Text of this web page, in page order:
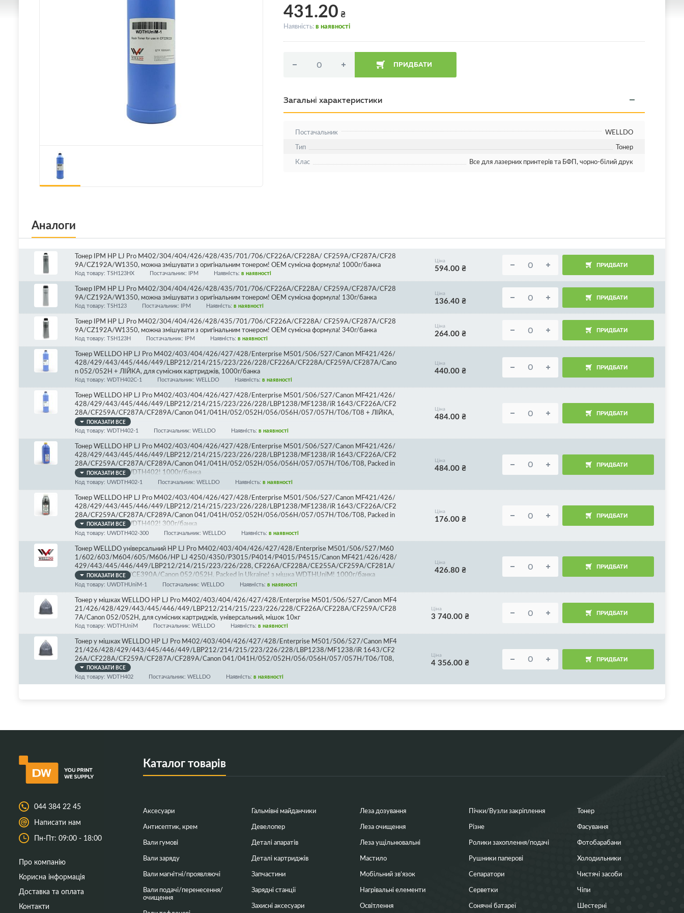
431.20 ₴
Наявність:в наявності
ПРИДБАТИ
Загальні характеристики
Постачальник
WELLDO
Тип
Тонер
Клас
Все для лазерних принтерів та БФП, чорно-білий друк
Аналоги
Тонер IPM HP LJ Pro M402/304/404/426/428/435/701/706/CF226A/CF228A/ CF259A/CF287A/CF28
9A/CZ192A/W1350, можна змішувати з оригінальним тонером! ОЕМ сумісна формула! 1000г/банка
Код товару: TSH123HX Постачальник: IPM Наявність: в наявності
Ціна
594.00 ₴ ПРИДБАТИ
Тонер IPM HP LJ Pro M402/304/404/426/428/435/701/706/CF226A/CF228A/ CF259A/CF287A/CF28
9A/CZ192A/W1350, можна змішувати з оригінальним тонером! ОЕМ сумісна формула! 130г/банка
Код товару: TSH123 Постачальник: IPM Наявність: в наявності
Ціна
136.40 ₴ ПРИДБАТИ
Тонер IPM HP LJ Pro M402/304/404/426/428/435/701/706/CF226A/CF228A/ CF259A/CF287A/CF28
9A/CZ192A/W1350, можна змішувати з оригінальним тонером! ОЕМ сумісна формула! 340г/банка
Код товару: TSH123H Постачальник: IPM Наявність: в наявності
Ціна
264.00 ₴ ПРИДБАТИ
Тонер WELLDO HP LJ Pro M402/403/404/426/427/428/Enterprise M501/506/527/Canon MF421/426/
428/429/443/445/446/449/LBP212/214/215/223/226/228/CF226A/CF228A/CF259A/CF287A/Cano
n 052/052H + ЛІЙКА, для сумісних картриджів, 1000г/банка
Код товару: WDTH402C-1 Постачальник: WELLDO Наявність: в наявності
Ціна
440.00 ₴ ПРИДБАТИ
Тонер WELLDO HP LJ Pro M402/403/404/426/427/428/Enterprise M501/506/527/Canon MF421/426/
428/429/443/445/446/449/LBP212/214/215/223/226/228/LBP1238/MF1238/iR 1643/CF226A/CF2
28A/CF259A/CF287A/CF289A/Canon 041/041H/052/052H/056/056H/057/057H/T06/T08 + ЛІЙКА,
1000г/банка
ПОКАЗАТИ ВСЕ
Код товару: WDTH402-1 Постачальник: WELLDO Наявність: в наявності
Ціна
484.00 ₴ ПРИДБАТИ
Тонер WELLDO HP LJ Pro M402/403/404/426/427/428/Enterprise M501/506/527/Canon MF421/426/
428/429/443/445/446/449/LBP212/214/215/223/226/228/LBP1238/MF1238/iR 1643/CF226A/CF2
28A/CF259A/CF287A/CF289A/Canon 041/041H/052/052H/056/056H/057/057H/T06/T08, Packed in
Ukraine! з мішка WDTH402! 1000г/банка
ПОКАЗАТИ ВСЕ
Код товару: UWDTH402-1 Постачальник: WELLDO Наявність: в наявності
Ціна
484.00 ₴ ПРИДБАТИ
Тонер WELLDO HP LJ Pro M402/403/404/426/427/428/Enterprise M501/506/527/Canon MF421/426/
428/429/443/445/446/449/LBP212/214/215/223/226/228/LBP1238/MF1238/iR 1643/CF226A/CF2
28A/CF259A/CF287A/CF289A/Canon 041/041H/052/052H/056/056H/057/057H/T06/T08, Packed in
Ukraine! з мішка WDTH402! 300г/банка
ПОКАЗАТИ ВСЕ
Код товару: UWDTH402-300 Постачальник: WELLDO Наявність: в наявності
Ціна
176.00 ₴ ПРИДБАТИ
Тонер WELLDO універсальний HP LJ Pro M402/403/404/426/427/428/Enterprise M501/506/527/M60
1/602/603/M604/605/M606/HP LJ 4250/4350/P3015/P4014/P4015/P4515/Canon MF421/426/428/
429/443/445/446/449/LBP212/214/215/223/226/228, CF226A/CF228A/CE255A/CF259A/CF281A/
CF287A/CC364A/CE390A/Canon 052/052H, Packed in Ukraine! з мішка WDTHUniM! 1000г/банка
ПОКАЗАТИ ВСЕ
Код товару: UWDTHUniM-1 Постачальник: WELLDO Наявність: в наявності
Ціна
426.80 ₴ ПРИДБАТИ
Тонер у мішках WELLDO HP LJ Pro M402/403/404/426/427/428/Enterprise M501/506/527/Canon MF4
21/426/428/429/443/445/446/449/LBP212/214/215/223/226/228/CF226A/CF228A/CF259A/CF28
7A/Canon 052/052H, для сумісних картриджів, універсальний, мішок 10кг
Код товару: WDTHUniM Постачальник: WELLDO Наявність: в наявності
Ціна
3 740.00 ₴ ПРИДБАТИ
Тонер у мішках WELLDO HP LJ Pro M402/403/404/426/427/428/Enterprise M501/506/527/Canon MF4
21/426/428/429/443/445/446/449/LBP212/214/215/223/226/228/LBP1238/MF1238/iR 1643/CF2
26A/CF228A/CF259A/CF287A/CF289A/Canon 041/041H/052/052H/056/056H/057/057H/T06/T08,
мішок 10кг
ПОКАЗАТИ ВСЕ
Код товару: WDTH402 Постачальник: WELLDO Наявність: в наявності
Ціна
4 356.00 ₴ ПРИДБАТИ
044 384 22 45
Написати нам
Пн-Пт: 09:00 - 18:00
Про компанію
Корисна інформація
Доставка та оплата
Контакти
Каталог товарів
Аксесуари
Антисептик, крем
Вали гумові
Вали заряду
Вали магнітні/проявляючі
Вали подачі/перенесення/
очищення
Гальмівні майданчики
Девелопер
Деталі апаратів
Деталі картриджів
Запчастини
Зарядні станції
Захисні аксесуари
Леза дозування
Леза очищення
Леза ущільнювальні
Мастило
Мобільний зв’язок
Нагрівальні елементи
Освітлення
Пічки/Вузли закріплення
Різне
Ролики захоплення/подачі
Рушники паперові
Сепаратори
Серветки
Сонячні батареї
Тонер
Фасування
Фотобарабани
Холодильники
Чистячі засоби
Чіпи
Шестерні